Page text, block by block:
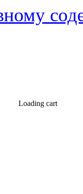
Loading cart